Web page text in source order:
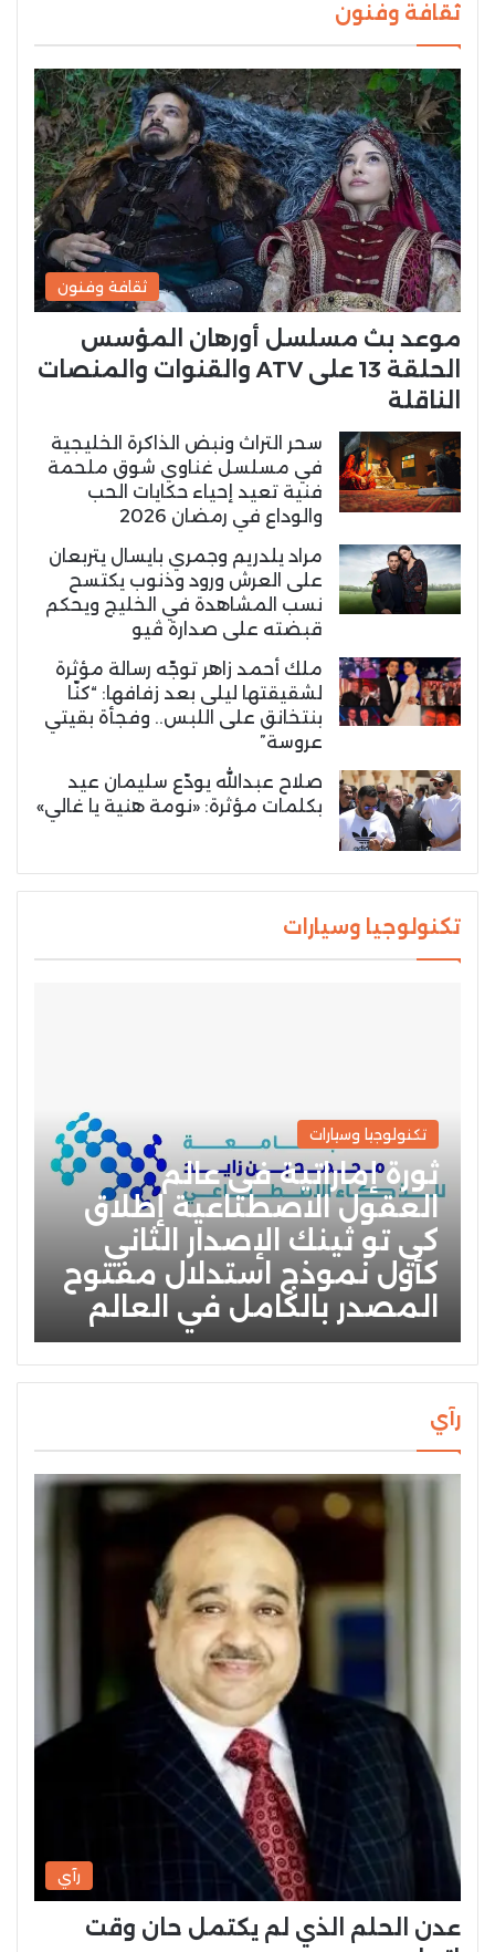
ثقافة وفنون
ثقافة وفنون
موعد بث مسلسل أورهان المؤسس
الحلقة 13 على ATV والقنوات والمنصات
الناقلة
سحر التراث ونبض الذاكرة الخليجية
في مسلسل غناوي شوق ملحمة
فنية تعيد إحياء حكايات الحب
والوداع في رمضان 2026
مراد يلدريم وجمري بايسال يتربعان
على العرش ورود وذنوب يكتسح
نسب المشاهدة في الخليج ويحكم
قبضته على صدارة ڤيو
ملك أحمد زاهر توجّه رسالة مؤثرة
لشقيقتها ليلى بعد زفافها: “كنّا
بنتخانق على اللبس.. وفجأة بقيتي
عروسة”
صلاح عبدالله يودّع سليمان عيد
بكلمات مؤثرة: «نومة هنية يا غالي»
تكنولوجيا وسيارات
تكنولوجيا وسيارات
ثورة إماراتية في عالم
العقول الاصطناعية إطلاق
كي تو ثينك الإصدار الثاني
كأول نموذج استدلال مفتوح
المصدر بالكامل في العالم
رآي
رآي
عدن الحلم الذي لم يكتمل حان وقت